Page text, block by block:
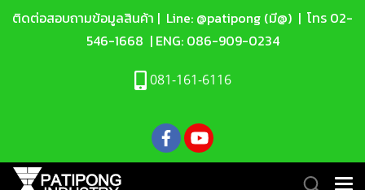
ติดต่อสอบถามข้อมูลสินค้า | Line: @patipong (มี@) | โทร 02-
546-1668 | ENG: 086-909-0234
081-161-6116